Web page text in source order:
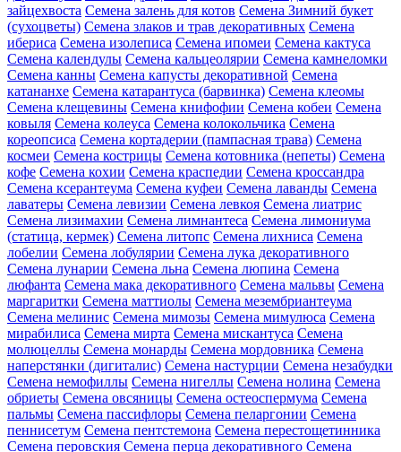
зайцехвоста Семена залень для котов Семена Зимний букет
(сухоцветы) Семена злаков и трав декоративных Семена
ибериса Семена изолеписа Семена ипомеи Семена кактуса
Семена календулы Семена кальцеолярии Семена камнеломки
Семена канны Семена капусты декоративной Семена
катананхе Семена катарантуса (барвинка) Семена клеомы
Семена клещевины Семена книфофии Семена кобеи Семена
ковыля Семена колеуса Семена колокольчика Семена
кореопсиса Семена кортадерии (пампасная трава) Семена
космеи Семена кострицы Семена котовника (непеты) Семена
кофе Семена кохии Семена краспедии Семена кроссандра
Семена ксерантеума Семена куфеи Семена лаванды Семена
лаватеры Семена левизии Семена левкоя Семена лиатрис
Семена лизимахии Семена лимнантеса Семена лимониума
(статица, кермек) Семена литопс Семена лихниса Семена
лобелии Семена лобулярии Семена лука декоративного
Семена лунарии Семена льна Семена люпина Семена
люфанта Семена мака декоративного Семена мальвы Семена
маргаритки Семена маттиолы Семена мезембриантеума
Семена мелинис Семена мимозы Семена мимулюса Семена
мирабилиса Семена мирта Семена мискантуса Семена
молюцеллы Семена монарды Семена мордовника Семена
наперстянки (дигиталис) Семена настурции Семена незабудки
Семена немофиллы Семена нигеллы Семена нолина Семена
обриеты Семена овсяницы Семена остеоспермума Семена
пальмы Семена пассифлоры Семена пеларгонии Семена
пеннисетум Семена пентстемона Семена перестощетинника
Семена перовския Семена перца декоративного Семена